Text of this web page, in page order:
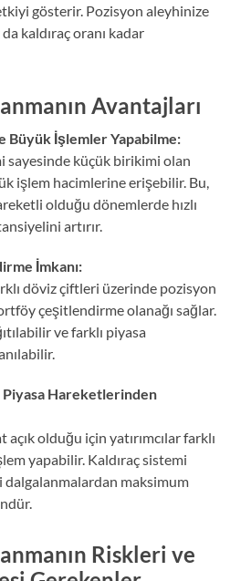
gösterir. Pozisyon aleyhinize
kaldıraç oranı kadar
Avantajları
Büyük İşlemler Yapabilme:
sayesinde küçük birikimi olan
işlem hacimlerine erişebilir. Bu,
olduğu dönemlerde hızlı
artırır.
İmkanı:
döviz çiftleri üzerinde pozisyon
çeşitlendirme olanağı sağlar.
ve farklı piyasa
Piyasa Hareketlerinden
açık olduğu için yatırımcılar farklı
yapabilir. Kaldıraç sistemi
dalgalanmalardan maksimum
Riskleri ve